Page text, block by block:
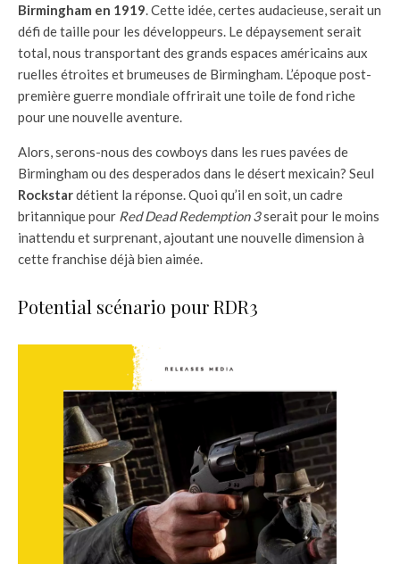
Birmingham en 1919. Cette idée, certes audacieuse, serait un
défi de taille pour les développeurs. Le dépaysement serait
total, nous transportant des grands espaces américains aux
ruelles étroites et brumeuses de Birmingham. L’époque post-
première guerre mondiale offrirait une toile de fond riche
pour une nouvelle aventure.
Alors, serons-nous des cowboys dans les rues pavées de
Birmingham ou des desperados dans le désert mexicain? Seul
Rockstardétient la réponse. Quoi qu’il en soit, un cadre
britannique pour Red Dead Redemption 3serait pour le moins
inattendu et surprenant, ajoutant une nouvelle dimension à
cette franchise déjà bien aimée.
Potential scénario pour RDR3